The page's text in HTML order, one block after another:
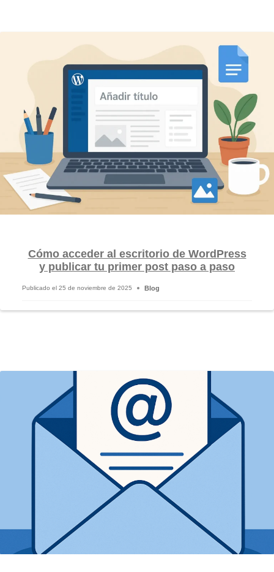
Cómo acceder al escritorio de WordPress
y publicar tu primer post paso a paso
Publicado el 25 de noviembre de 2025 Blog